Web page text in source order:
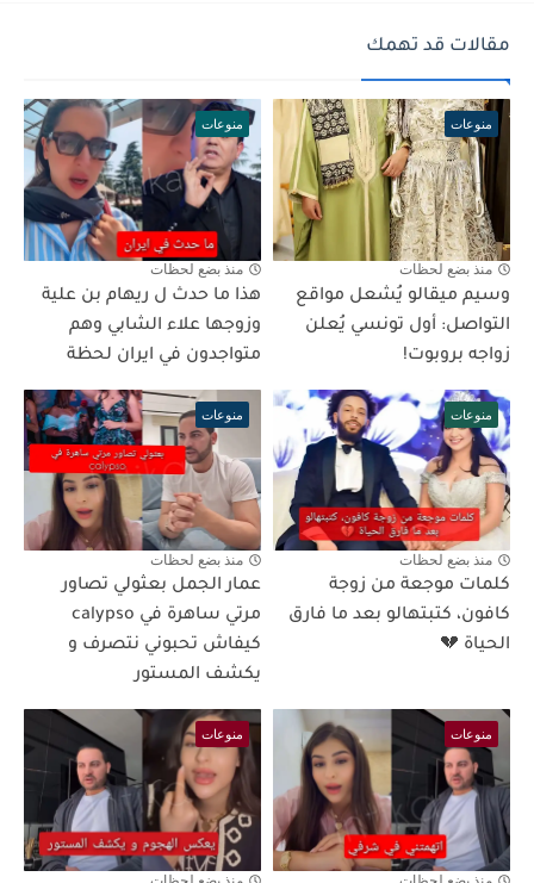
مقالات قد تهمك
منوعات
منذ بضع لحظات
وسيم ميقالو يُشعل مواقع
التواصل: أول تونسي يُعلن
زواجه بروبوت!
منوعات
منذ بضع لحظات
هذا ما حدث ل ريهام بن علية
وزوجها علاء الشابي وهم
متواجدون في ايران لحظة
منوعات
منذ بضع لحظات
كلمات موجعة من زوجة
كافون، كتبتهالو بعد ما فارق
الحياة 💔
منوعات
منذ بضع لحظات
عمار الجمل بعثولي تصاور
مرتي ساهرة في calypso
كيفاش تحبوني نتصرف و
يكشف المستور
منوعات منوعات